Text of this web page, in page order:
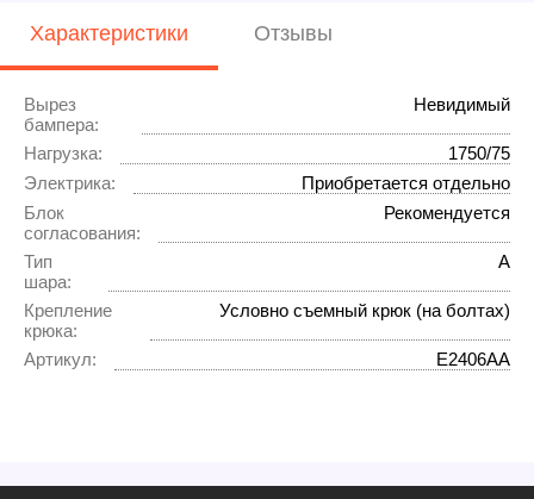
Характеристики Отзывы
Вырез
бампера:
Невидимый
Нагрузка:
1750/75
Электрика:
Приобретается отдельно
Блок
согласования:
Рекомендуется
Тип
шара:
A
Крепление
крюка:
Условно съемный крюк (на болтах)
Артикул: E2406AA